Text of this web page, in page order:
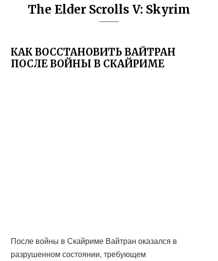
The Elder Scrolls V: Skyrim
КАК ВОССТАНОВИТЬ ВАЙТРАН
ПОСЛЕ ВОЙНЫ В СКАЙРИМЕ
После войны в Скайриме Вайтран оказался в
разрушенном состоянии, требующем